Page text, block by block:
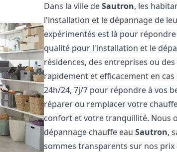
Dans la ville deSautron, les
l'installation et le dépannage de
expérimentés est là pour
qualité pour l'installation et le
résidences, des entreprises ou
rapidement et efficacement en
24h/24, 7j/7 pour répondre à vos
réparer ou remplacer votre
confort et votre tranquillité. Nous
dépannage chauffe eauSautron,
sommes transparents sur nos